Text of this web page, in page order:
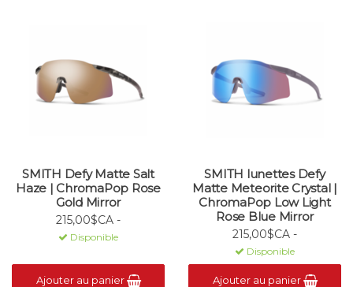
SMITH Defy Matte Salt
Haze | ChromaPop Rose
Gold Mirror
215,00$CA -
Disponible
Ajouter au panier
SMITH lunettes Defy
Matte Meteorite Crystal |
ChromaPop Low Light
Rose Blue Mirror
215,00$CA -
Disponible
Ajouter au panier